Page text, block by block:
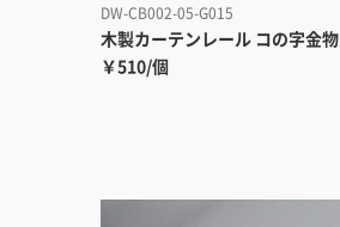
DW-CB002-05-G015
木製カーテンレール コの字金物
￥510/個